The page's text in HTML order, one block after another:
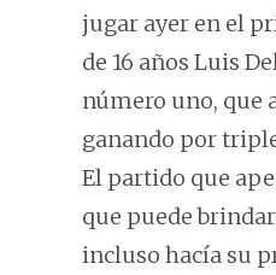
jugar ayer en el
de 16 años Luis
número uno, que
ganando por
El partido que
que puede
incluso hacía su